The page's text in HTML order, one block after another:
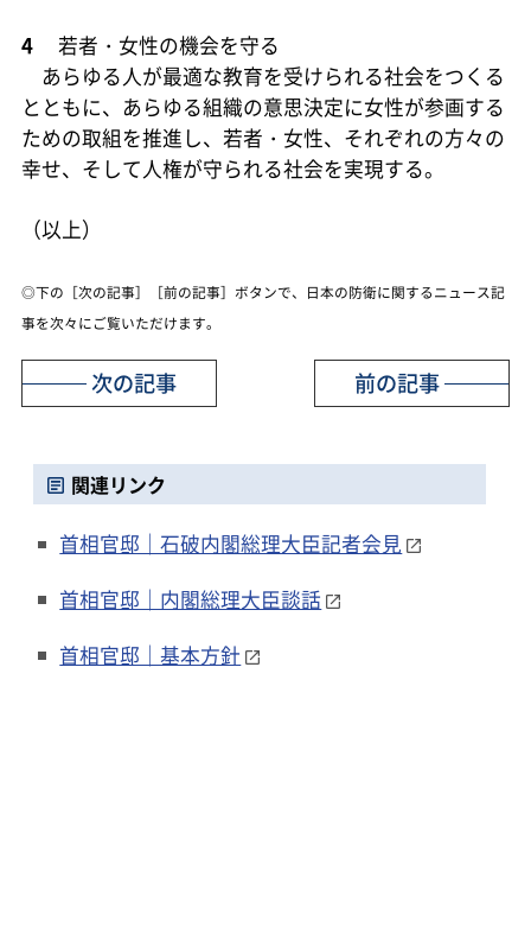
4
若者・女性の機会を守る
あらゆる人が最適な教育を受けられる社会をつくる
とともに、あらゆる組織の意思決定に女性が参画する
ための取組を推進し、若者・女性、それぞれの方々の
幸せ、そして人権が守られる社会を実現する。
（以上）
◎下の［次の記事］［前の記事］ボタンで、日本の防衛に関するニュース記
事を次々にご覧いただけます。
前の記事
次の記事
関連リンク
首相官邸｜石破内閣総理大臣記者会見
首相官邸｜内閣総理大臣談話
首相官邸｜基本方針